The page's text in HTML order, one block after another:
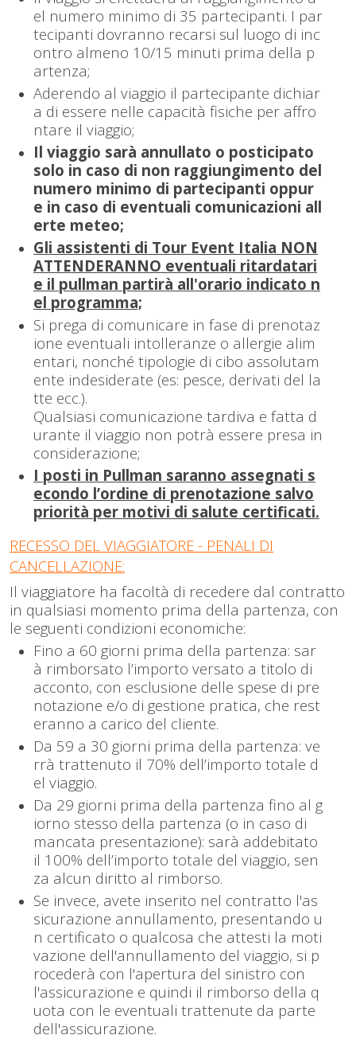
el numero minimo di 35 partecipanti. I par
tecipanti dovranno recarsi sul luogo di inc
ontro almeno 10/15 minuti prima della p
artenza;
Aderendo al viaggio il partecipante dichiar
a di essere nelle capacità fisiche per affro
ntare il viaggio;
Il viaggio sarà annullato o posticipato
solo in caso di non raggiungimento del
numero minimo di partecipanti oppur
e in caso di eventuali comunicazioni all
erte meteo;
Gli assistenti di Tour Event Italia NON
ATTENDERANNO eventuali ritardatari
e il pullman partirà all'orario indicato n
el programma;
Si prega di comunicare in fase di prenotaz
ione eventuali intolleranze o allergie alim
entari, nonché tipologie di cibo assolutam
ente indesiderate (es: pesce, derivati del la
tte ecc.).
Qualsiasi comunicazione tardiva e fatta d
urante il viaggio non potrà essere presa in
considerazione;
I posti in Pullman saranno assegnati s
econdo l’ordine di prenotazione salvo
priorità per motivi di salute certificati.
RECESSO DEL VIAGGIATORE - PENALI DI
CANCELLAZIONE:
Il viaggiatore ha facoltà di recedere dal contratto
in qualsiasi momento prima della partenza, con
le seguenti condizioni economiche:
Fino a 60 giorni prima della partenza: sar
à rimborsato l’importo versato a titolo di
acconto, con esclusione delle spese di pre
notazione e/o di gestione pratica, che rest
eranno a carico del cliente.
Da 59 a 30 giorni prima della partenza: ve
rrà trattenuto il 70% dell’importo totale d
el viaggio.
Da 29 giorni prima della partenza fino al g
iorno stesso della partenza (o in caso di
mancata presentazione): sarà addebitato
il 100% dell’importo totale del viaggio, sen
za alcun diritto al rimborso.
Se invece, avete inserito nel contratto l'as
sicurazione annullamento, presentando u
n certificato o qualcosa che attesti la moti
vazione dell'annullamento del viaggio, si p
rocederà con l'apertura del sinistro con
l'assicurazione e quindi il rimborso della q
uota con le eventuali trattenute da parte
dell'assicurazione.